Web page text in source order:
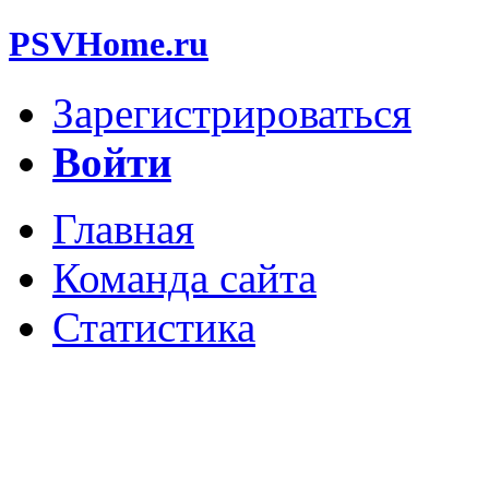
PSVHome.ru
Зарегистрироваться
Войти
Главная
Команда сайта
Статистика